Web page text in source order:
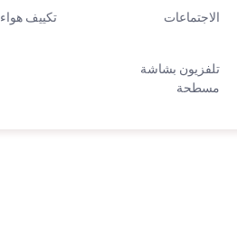
الاجتماعات تكييف هواء
تلفزيون بشاشة
مسطحة